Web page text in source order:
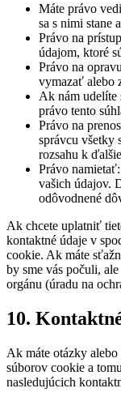
Máte právo
sa s nimi stane
Právo na
údajom, ktoré
Právo na
vymazať alebo
Ak nám udelíte
právo tento
Právo na
správcu všetky
rozsahu k
Právo
vašich údajov.
odôvodnené
Ak chcete uplatniť
kontaktné údaje v
cookie. Ak máte
by sme vás počuli,
orgánu (úradu na
10.
Ak máte otázky
súborov cookie a
nasledujúcich